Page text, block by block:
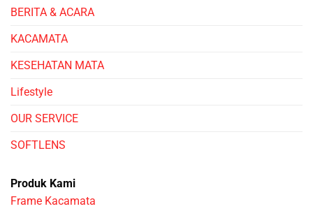
BERITA & ACARA
KACAMATA
KESEHATAN MATA
Lifestyle
OUR SERVICE
SOFTLENS
Produk Kami
Frame Kacamata